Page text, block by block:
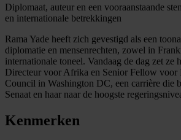
Diplomaat, auteur en een vooraanstaande
en internationale betrekkingen
Rama Yade heeft zich gevestigd als een
diplomatie en mensenrechten, zowel in
internationale toneel. Vandaag de dag zet ze
Directeur voor Afrika en Senior Fellow voor
Council in Washington DC, een carrière die
Senaat en haar naar de hoogste
Kenmerken